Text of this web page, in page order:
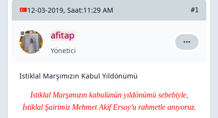
12-03-2019, Saat:11:29 AM #1
afitap
Yönetici afitap
İstiklal Marşımızın Kabul Yıldönümü
İstiklal Marşımızın kabulünün yıldönümü sebebiyle,
İstiklal Şairimiz Mehmet Akif Ersoy'u rahmetle anıyoruz.